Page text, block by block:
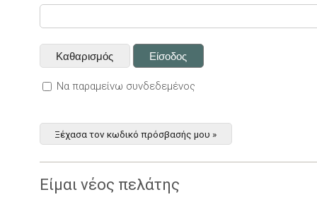
Να παραμείνω συνδεδεμένος
Ξέχασα τον κωδικό πρόσβασής μου »
Είμαι νέος πελάτης